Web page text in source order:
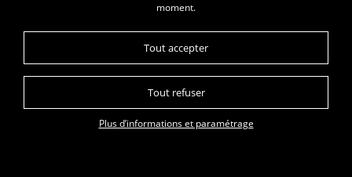
moment.
Tout accepter
Tout refuser
Plus d’informations et paramétrage